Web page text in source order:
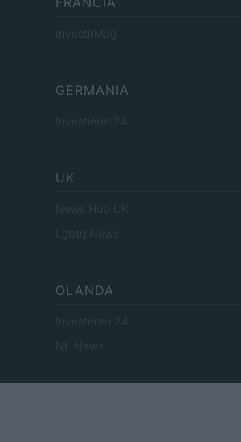
InvestirMag
GERMANIA
Investieren24
UK
News Hub UK
Lgbtq News
OLANDA
Investeren 24
NL Newz